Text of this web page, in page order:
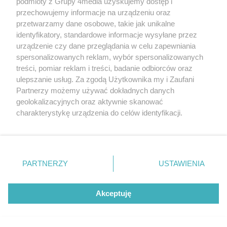
REKLAMA
przechowujemy informacje na urządzeniu oraz
przetwarzamy dane osobowe, takie jak unikalne
identyfikatory, standardowe informacje wysyłane przez
urządzenie czy dane przeglądania w celu zapewniania
spersonalizowanych reklam, wybór spersonalizowanych
treści, pomiar reklam i treści, badanie odbiorców oraz
ulepszanie usług. Za zgodą Użytkownika my i Zaufani
Partnerzy możemy używać dokładnych danych
geolokalizacyjnych oraz aktywnie skanować
charakterystykę urządzenia do celów identyfikacji.
zmienić/wycofać klikając przycisk ustawień prywatności
znajdujący się w lewym dolnym rogu strony
. Niektóre
użytkownika, ale masz prawo sprzeciwić się takiemu
przetwarzaniu. Preferencje będą miały zastosowania tylko
PARTNERZY USTAWIENIA
Akceptuję